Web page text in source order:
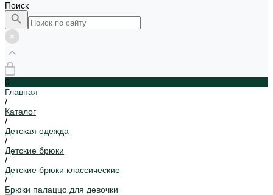
Поиск
0
Главная
/
Каталог
/
Детская одежда
/
Детские брюки
/
Детские брюки классические
/
Брюки палаццо для девочки